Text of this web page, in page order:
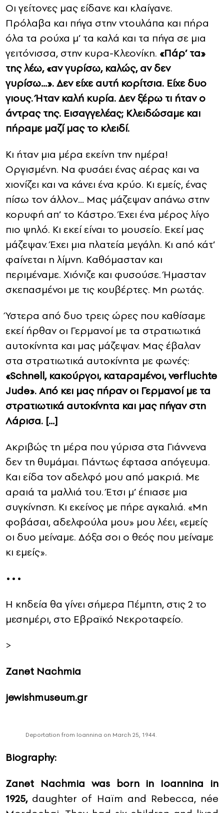
Οι γείτονες μας είδανε και κλαίγανε.
Πρόλαβα και πήγα στην ντουλάπα και πήρα
όλα τα ρούχα μ’ τα καλά και τα πήγα σε μια
γειτόνισσα, στην κυρα-Κλεονίκη. «Πάρ’ τα»
της λέω, «αν γυρίσω, καλώς, αν δεν
γυρίσω…». Δεν είχε αυτή κορίτσια. Είχε δυο
γιους. Ήταν καλή κυρία. Δεν ξέρω τι ήταν ο
άντρας της. Εισαγγελέας; Κλειδώσαμε και
πήραμε μαζί μας το κλειδί.
Κι ήταν μια μέρα εκείνη την ημέρα!
Οργισμένη. Να φυσάει ένας αέρας και να
χιονίζει και να κάνει ένα κρύο. Κι εμείς, ένας
πίσω τον άλλον… Μας μάζεψαν απάνω στην
κορυφή απ’ το Κάστρο. Έχει ένα μέρος λίγο
πιο ψηλό. Κι εκεί είναι το μουσείο. Εκεί μας
μάζεψαν. Έχει μια πλατεία μεγάλη. Κι από κάτ’
φαίνεται η λίμνη. Καθόμασταν και
περιμέναμε. Χιόνιζε και φυσούσε. Ήμασταν
σκεπασμένοι με τις κουβέρτες. Μη ρωτάς.
Ύστερα από δυο τρεις ώρες που καθίσαμε
εκεί ήρθαν οι Γερμανοί με τα στρατιωτικά
αυτοκίνητα και μας μάζεψαν. Μας έβαλαν
στα στρατιωτικά αυτοκίνητα με φωνές:
«Schnell, κακούργοι, καταραμένοι, verfluchte
Jude». Από κει μας πήραν οι Γερμανοί με τα
στρατιωτικά αυτοκίνητα και μας πήγαν στη
Λάρισα. […]
Ακριβώς τη μέρα που γύρισα στα Γιάννενα
δεν τη θυμάμαι. Πάντως έφτασα απόγευμα.
Και είδα τον αδελφό μου από μακριά. Με
αραιά τα μαλλιά του. Έτσι μ’ έπιασε μια
συγκίνηση. Κι εκείνος με πήρε αγκαλιά. «Μη
φοβάσαι, αδελφούλα μου» μου λέει, «εμείς
οι δυο μείναμε. Δόξα σοι ο θεός που μείναμε
κι εμείς».
•••
Η κηδεία θα γίνει σήμερα Πέμπτη, στις 2 το
μεσημέρι, στο Εβραϊκό Νεκροταφείο.
>
Zanet Nachmia
jewishmuseum.gr
Deportation from Ioannina on March 25, 1944.
Biography:
Zanet Nachmia was born in Ioannina in
1925,daughter of Haïm and Rebecca, née